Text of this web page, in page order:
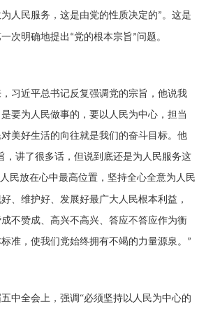
人民服务，这是由党的性质决定的” 。这是
次明确地提出 “党的根本宗旨 ”问题。
习近平总书记反复强调党的宗旨，他说我
要为人民做事的，要以人民为中心，担当
美好生活的向往就是我们的奋斗目标。他
，讲了很多话，但说到底还是为人民服务这
民放在心中最高位置，坚持全心全意为人民
、维护好、发展好最广大人民根本利益，
不赞成、高兴不高兴、答应不答应作为衡
准，使我们党始终拥有不竭的力量源泉。 ”
中全会上，强调“必须坚持以人民为中心的